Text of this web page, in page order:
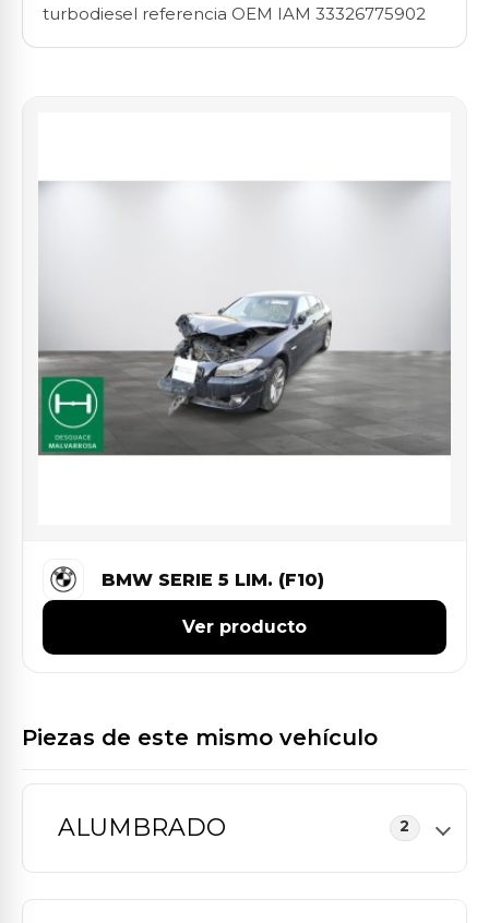
turbodiesel referencia OEM IAM 33326775902
BMW SERIE 5 LIM. (F10)
Ver producto
Piezas de este mismo vehículo
ALUMBRADO 2